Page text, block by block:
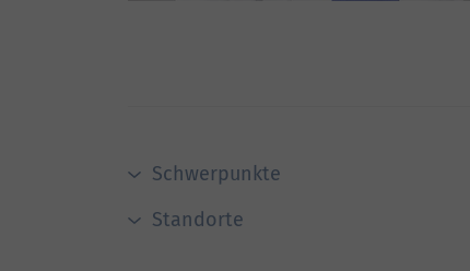
Schwerpunkte
Standorte